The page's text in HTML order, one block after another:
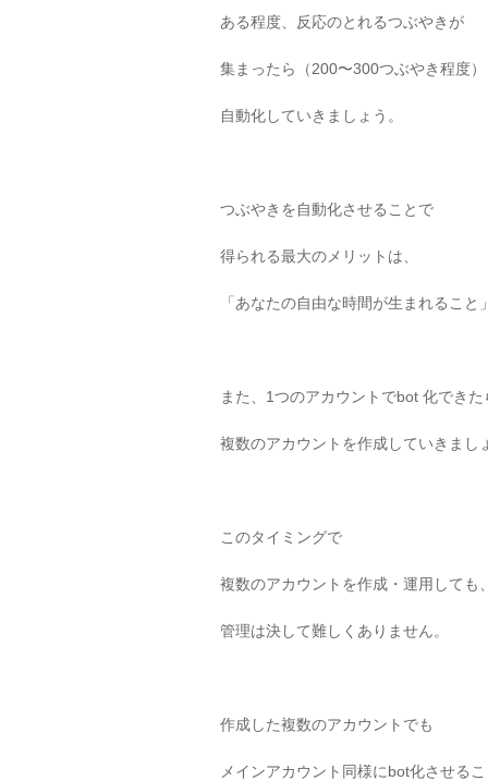
ある程度、反応のとれるつぶやきが
集まったら（200〜300つぶやき程度）
自動化していきましょう。
つぶやきを自動化させることで
得られる最大のメリットは、
「あなたの自由な時間が生まれること
また、1つのアカウントでbot 化できた
複数のアカウントを作成していきまし
このタイミングで
複数のアカウントを作成・運用しても、
管理は決して難しくありません。
作成した複数のアカウントでも
メインアカウント同様にbot化させるこ